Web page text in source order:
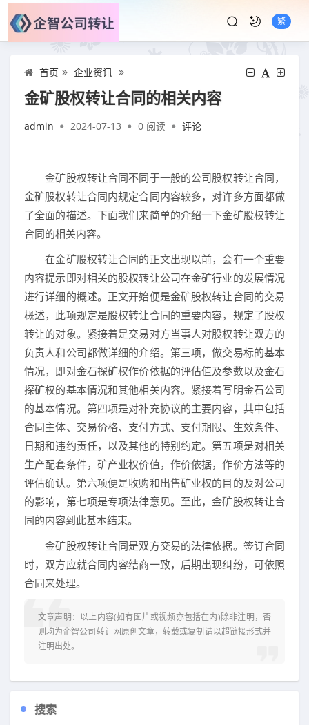
繁
首页 企业资讯
金矿股权转让合同的相关内容
admin 2024-07-13 0 阅读 评论
金矿股权转让合同不同于一般的公司股权转让合同，
金矿股权转让合同内规定合同内容较多，对许多方面都做
了全面的描述。下面我们来简单的介绍一下金矿股权转让
合同的相关内容。
在金矿股权转让合同的正文出现以前，会有一个重要
内容提示即对相关的股权转让公司在金矿行业的发展情况
进行详细的概述。正文开始便是金矿股权转让合同的交易
概述，此项规定是股权转让合同的重要内容，规定了股权
转让的对象。紧接着是交易对方当事人对股权转让双方的
负责人和公司都做详细的介绍。第三项，做交易标的基本
情况，即对金石探矿权作价依据的评估值及参数以及金石
探矿权的基本情况和其他相关内容。紧接着写明金石公司
的基本情况。第四项是对补充协议的主要内容，其中包括
合同主体、交易价格、支付方式、支付期限、生效条件、
日期和违约责任，以及其他的特别约定。第五项是对相关
生产配套条件，矿产业权价值，作价依据，作价方法等的
评估确认。第六项便是收购和出售矿业权的目的及对公司
的影响，第七项是专项法律意见。至此，金矿股权转让合
同的内容到此基本结束。
金矿股权转让合同是双方交易的法律依据。签订合同
时，双方应就合同内容结商一致，后期出现纠纷，可依照
合同来处理。
文章声明：以上内容(如有图片或视频亦包括在内)除非注明，否
则均为企智公司转让网原创文章，转载或复制请以超链接形式并
注明出处。
搜索